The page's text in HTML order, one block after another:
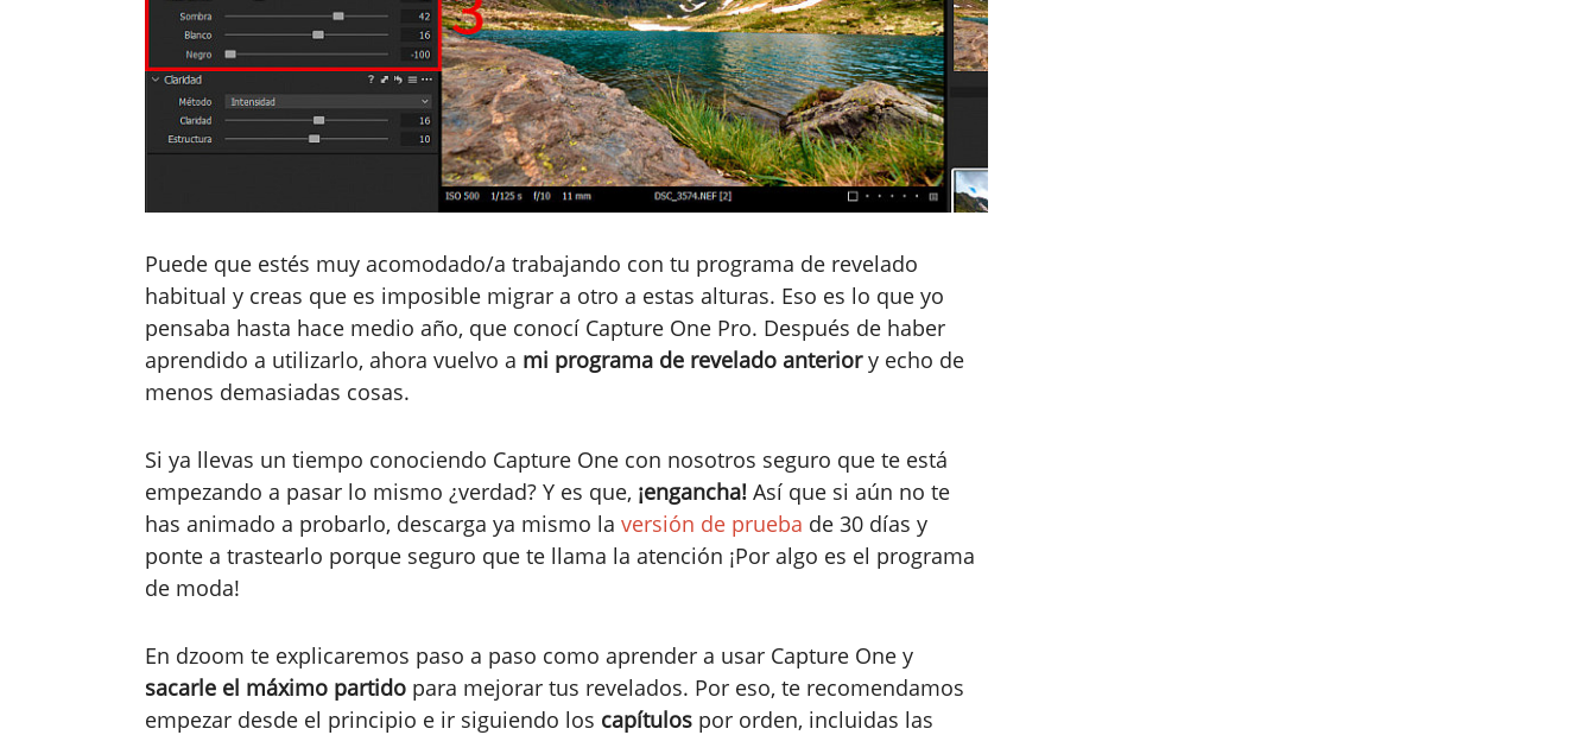
Puede que estés muy acomodado/a trabajando con tu programa de revelado
habitual y creas que es imposible migrar a otro a estas alturas. Eso es lo que yo
pensaba hasta hace medio año, que conocí Capture One Pro. Después de haber
aprendido a utilizarlo, ahora vuelvo a mi programa de revelado anteriory echo de
menos demasiadas cosas.
Si ya llevas un tiempo conociendo Capture One con nosotros seguro que te está
empezando a pasar lo mismo ¿verdad? Y es que, ¡engancha! Así que si aún no te
has animado a probarlo, descarga ya mismo la versión de prueba de 30 días y
ponte a trastearlo porque seguro que te llama la atención ¡Por algo es el programa
de moda!
En dzoom te explicaremos paso a paso como aprender a usar Capture One y
sacarle el máximo partido para mejorar tus revelados. Por eso, te recomendamos
empezar desde el principio e ir siguiendo los capítulos por orden, incluidas las